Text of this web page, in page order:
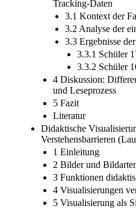
Tracking-Daten
3.1 Kontext der
3.2 Analyse der
3.3 Ergebnisse
3.3.1 Schüler
3.3.2 Schüler
4 Diskussion:
und Leseprozess
5 Fazit
Literatur
Didaktische
Verstehensbarrieren
1 Einleitung
2 Bilder und
3 Funktionen
4 Visualisierungen
5 Visualisierung als